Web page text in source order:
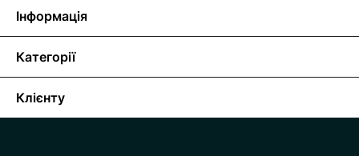
Інформація
Категорії
Клієнту